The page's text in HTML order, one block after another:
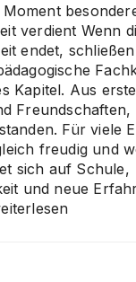
verdient Wenn
endet,
Kapitel. Aus
Freundschaften,
Für viele
freudig und
sich auf Schule,
und neue